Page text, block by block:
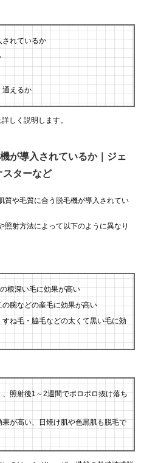
れているか
通えるか
しく説明します。
が導入されているか｜ジェ
スターなど
質や毛質に合う脱毛機が導入されてい
照射方法によって以下のように異なり
根深い毛に効果が高い
腕などの産毛に効果が高い
ね毛・脇毛などの太くて黒い毛に効
照射後1～2週間でポロポロ抜け落ち
が高い、日焼け肌や色黒肌も脱毛で